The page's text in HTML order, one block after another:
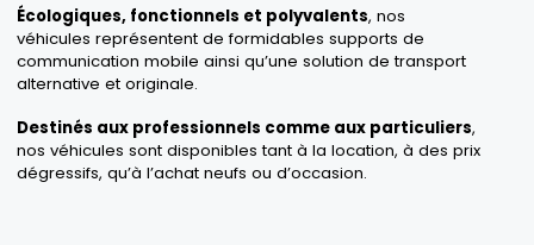
Écologiques, fonctionnels et polyvalents, nos
véhicules représentent de formidables supports de
communication mobile ainsi qu’une solution de transport
alternative et originale.
Destinés aux professionnels comme aux particuliers,
nos véhicules sont disponibles tant à la location, à des prix
dégressifs, qu’à l’achat neufs ou d’occasion.